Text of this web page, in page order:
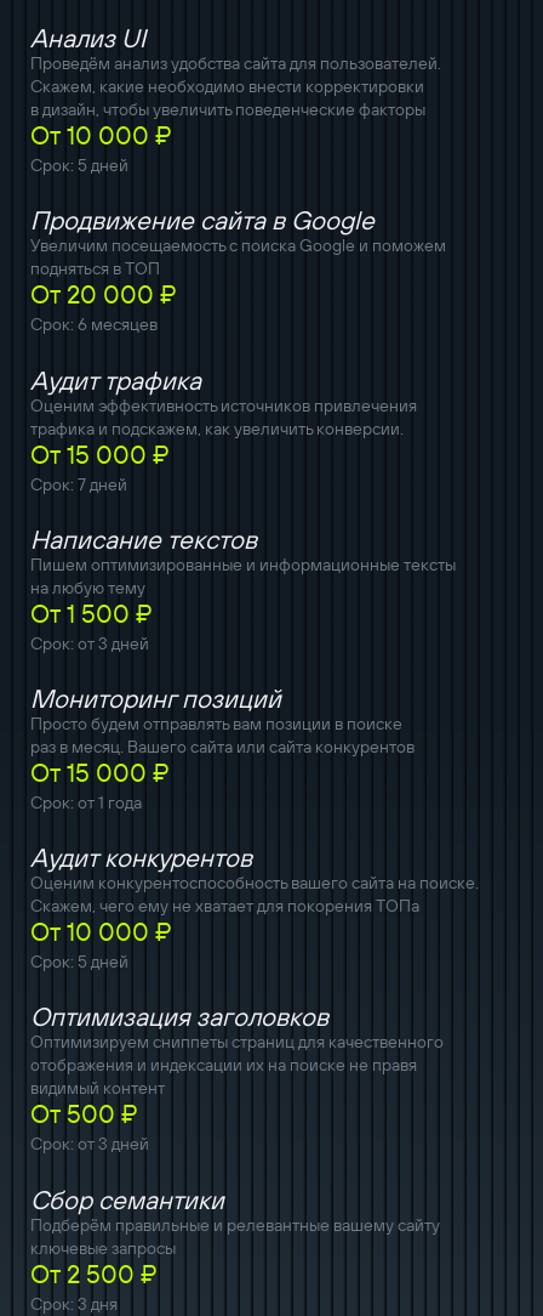
Анализ UI
Проведём анализ удобства сайта для пользователей.
Скажем, какие необходимо внести корректировки
в дизайн, чтобы увеличить поведенческие факторы
От 10 000 ₽
Срок: 5 дней
Продвижение сайта в Google
Увеличим посещаемость с поиска Google и поможем
подняться в ТОП
От 20 000 ₽
Срок: 6 месяцев
Аудит трафика
Оценим эффективность источников привлечения
трафика и подскажем, как увеличить конверсии.
От 15 000 ₽
Срок: 7 дней
Написание текстов
Пишем оптимизированные и информационные тексты
на любую тему
От 1 500 ₽
Срок: от 3 дней
Мониторинг позиций
Просто будем отправлять вам позиции в поиске
раз в месяц. Вашего сайта или сайта конкурентов
От 15 000 ₽
Срок: от 1 года
Аудит конкурентов
Оценим конкурентоспособность вашего сайта на поиске.
Скажем, чего ему не хватает для покорения ТОПа
От 10 000 ₽
Срок: 5 дней
Оптимизация заголовков
Оптимизируем сниппеты страниц для качественного
отображения и индексации их на поиске не правя
видимый контент
От 500 ₽
Срок: от 3 дней
Сбор семантики
Подберём правильные и релевантные вашему сайту
ключевые запросы
От 2 500 ₽
Срок: 3 дня